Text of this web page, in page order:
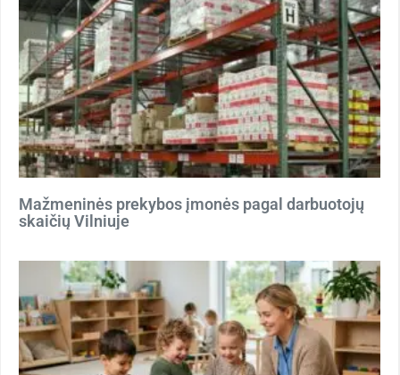
Mažmeninės prekybos įmonės pagal darbuotojų
skaičių Vilniuje